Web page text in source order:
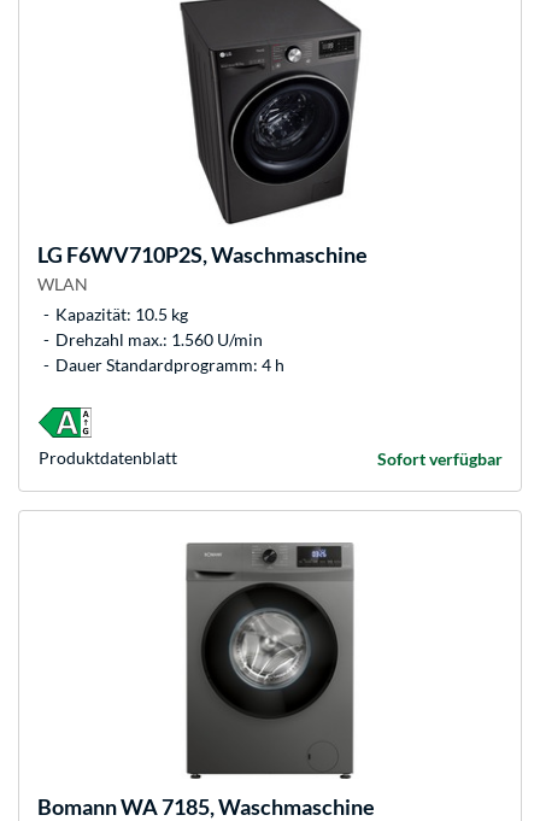
LG F6WV710P2S, Waschmaschine
WLAN
Kapazität: 10.5 kg
Drehzahl max.: 1.560 U/min
Dauer Standardprogramm: 4 h
Sofort verfügbar
Produkt­datenblatt
BomannWA 7185, Waschmaschine